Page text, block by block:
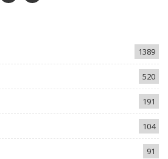
1389
520
191
104
91